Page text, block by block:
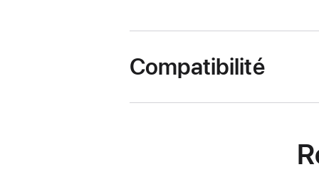
Compatibilité